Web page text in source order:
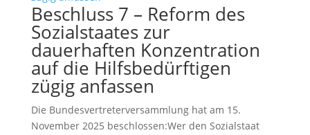
Beschluss 7 – Reform des
Sozialstaates zur
dauerhaften Konzentration
auf die Hilfsbedürftigen
zügig anfassen
Die Bundesvertreterversammlung hat am 15.
November 2025 beschlossen:Wer den Sozialstaat